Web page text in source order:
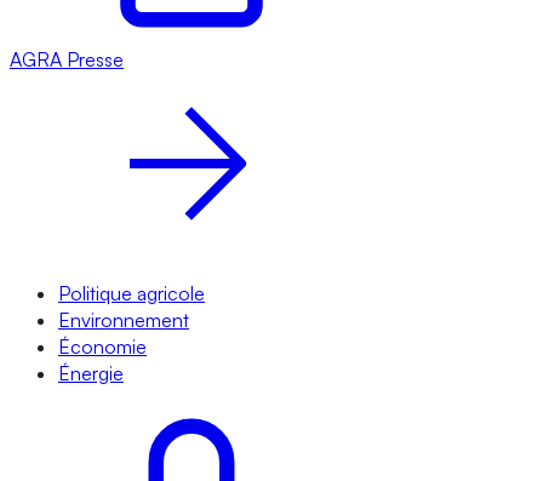
AGRA Presse
Politique agricole
Environnement
Économie
Énergie